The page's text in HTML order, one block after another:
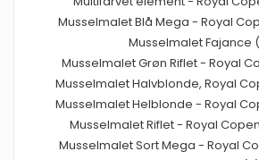
Musselmalet Blå Mega - Royal
Musselmalet Fajance
Musselmalet Grøn Riflet - Royal
Musselmalet Halvblonde, Royal
Musselmalet Helblonde - Royal
Musselmalet Riflet - Royal
Musselmalet Sort Mega - Royal